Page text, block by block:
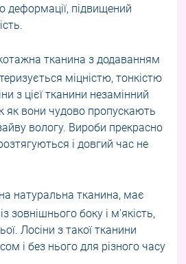
деформації, підвищений
тканина з додаванням
міцністю, тонкістю
з цієї тканини незамінний
як вони чудово пропускають
вологу. Вироби прекрасно
і довгий час не
натуральна тканина, має
зовнішнього боку і м'якість,
Лосіни з такої тканини
і без нього для різного часу